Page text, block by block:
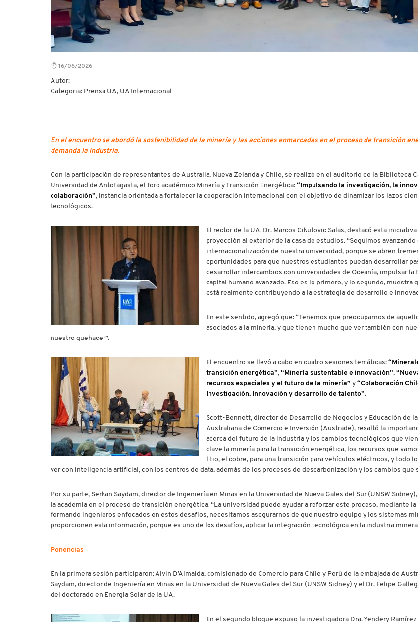
16/06/2026
Autor:
Categoria: Prensa UA, UA Internacional
En el encuentro se abordó la sostenibilidad de la minería y las acciones enmarcadas en el proceso de transición
demanda la industria.
Con la participación de representantes de Australia, Nueva Zelanda y Chile, se realizó en el auditorio de la Biblioteca
Universidad de Antofagasta, el foro académico Minería y Transición Energética: “Impulsando la investigación, la
colaboración”, instancia orientada a fortalecer la cooperación internacional con el objetivo de dinamizar los lazos
tecnológicos.
El rector de la UA, Dr. Marcos Cikutovic Salas, destacó esta
proyección al exterior de la casa de estudios. “Seguimos avanzando
internacionalización de nuestra universidad, porque se abren
oportunidades para que nuestros estudiantes puedan desarrollar
desarrollar intercambios con universidades de Oceanía, impulsar la
capital humano avanzado. Eso es lo primero, y lo segundo, muestra
está realmente contribuyendo a la estrategia de desarrollo e
En este sentido, agregó que: “Tenemos que preocuparnos de
asociados a la minería, y que tienen mucho que ver también con
nuestro quehacer”.
El encuentro se llevó a cabo en cuatro sesiones temáticas:
transición energética”, “Minería sustentable e innovación”,
recursos espaciales y el futuro de la minería” y “Colaboración
Investigación, Innovación y desarrollo de talento”.
Scott-Bennett, director de Desarrollo de Negocios y Educación de
Australiana de Comercio e Inversión (Austrade), resaltó la
acerca del futuro de la industria y los cambios tecnológicos que
clave la minería para la transición energética, los recursos que
litio, el cobre, para una transición para vehículos eléctricos, y todo
ver con inteligencia artificial, con los centros de data, además de los procesos de descarbonización y los cambios que
Por su parte, Serkan Saydam, director de Ingeniería en Minas en la Universidad de Nueva Gales del Sur (UNSW
la academia en el proceso de transición energética. “La universidad puede ayudar a reforzar este proceso, mediante
formando ingenieros enfocados en estos desafíos, necesitamos asegurarnos de que nuestro equipo y los sistemas
proporcionen esta información, porque es uno de los desafíos, aplicar la integración tecnológica en la industria
Ponencias
En la primera sesión participaron: Alvin D’Almaida, comisionado de Comercio para Chile y Perú de la embajada de
Saydam, director de Ingeniería en Minas en la Universidad de Nueva Gales del Sur (UNSW Sidney) y el Dr. Felipe
del doctorado en Energía Solar de la UA.
En el segundo bloque expuso la investigadora Dra. Yendery